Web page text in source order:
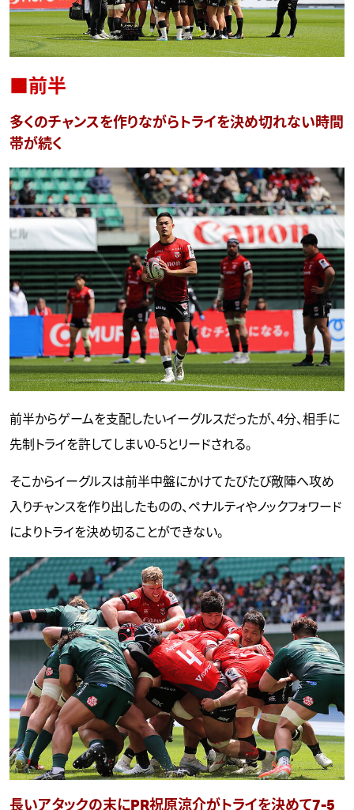
■前半
多くのチャンスを作りながらトライを決め切れない時間
帯が続く
前半からゲームを支配したいイーグルスだったが、4分、相手に
先制トライを許してしまい0-5とリードされる。
そこからイーグルスは前半中盤にかけてたびたび敵陣へ攻め
入りチャンスを作り出したものの、ペナルティやノックフォワード
によりトライを決め切ることができない。
長いアタックの末にPR祝原涼介がトライを決めて7-5